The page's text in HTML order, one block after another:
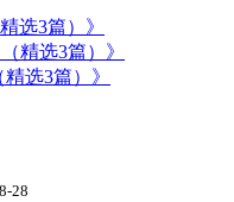
选3篇）》
精选3篇）》
选3篇）》
28